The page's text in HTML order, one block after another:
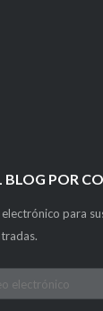
BLOG POR
para